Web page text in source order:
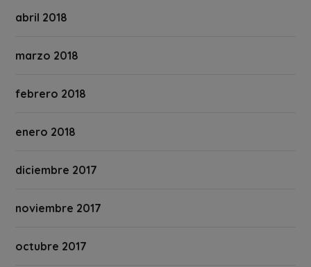
abril 2018
marzo 2018
febrero 2018
enero 2018
diciembre 2017
noviembre 2017
octubre 2017